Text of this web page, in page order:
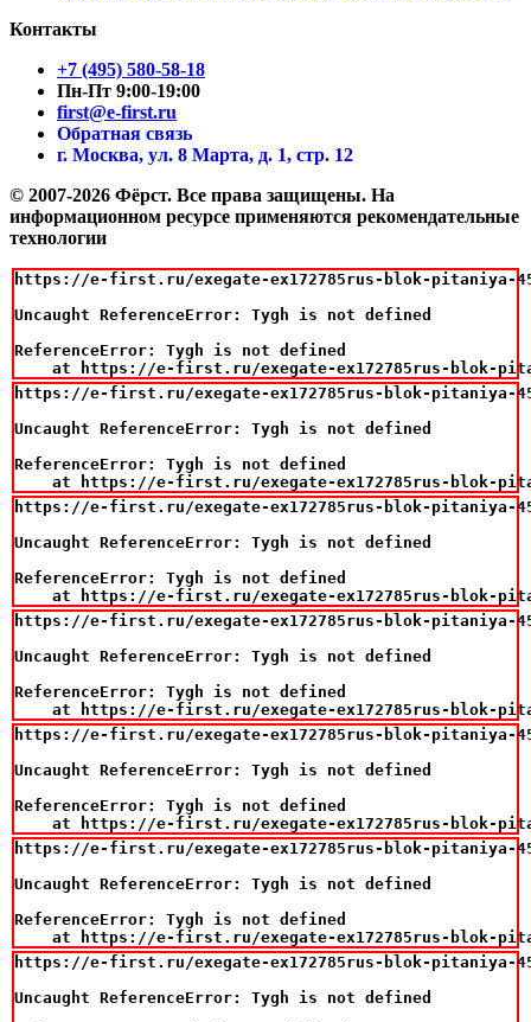
Контакты
+7 (495) 580-58-18
Пн-Пт 9:00-19:00
first@e-first.ru
Обратная связь
г. Москва, ул. 8 Марта, д. 1, стр. 12
© 2007-2026 Фёрст. Все права защищены. На
информационном ресурсе применяются рекомендательные
технологии
https://e-first.ru/exegate-ex172785rus-blok-pitaniya-
Uncaught ReferenceError: Tygh is not defined
ReferenceError: Tygh is not defined
at https://e-first.ru/exegate-ex172785rus-blok-
https://e-first.ru/exegate-ex172785rus-blok-pitaniya-
Uncaught ReferenceError: Tygh is not defined
ReferenceError: Tygh is not defined
at https://e-first.ru/exegate-ex172785rus-blok-
https://e-first.ru/exegate-ex172785rus-blok-pitaniya-
Uncaught ReferenceError: Tygh is not defined
ReferenceError: Tygh is not defined
at https://e-first.ru/exegate-ex172785rus-blok-
https://e-first.ru/exegate-ex172785rus-blok-pitaniya-
Uncaught ReferenceError: Tygh is not defined
ReferenceError: Tygh is not defined
at https://e-first.ru/exegate-ex172785rus-blok-
https://e-first.ru/exegate-ex172785rus-blok-pitaniya-
Uncaught ReferenceError: Tygh is not defined
ReferenceError: Tygh is not defined
at https://e-first.ru/exegate-ex172785rus-blok-
https://e-first.ru/exegate-ex172785rus-blok-pitaniya-
Uncaught ReferenceError: Tygh is not defined
ReferenceError: Tygh is not defined
at https://e-first.ru/exegate-ex172785rus-blok-
https://e-first.ru/exegate-ex172785rus-blok-pitaniya-
Uncaught ReferenceError: Tygh is not defined